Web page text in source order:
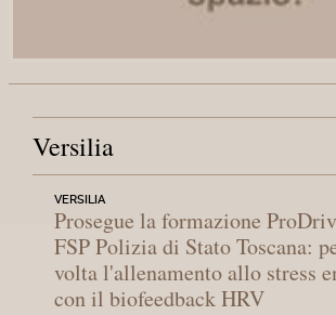
Versilia
VERSILIA
Prosegue la formazione
FSP Polizia di Stato Toscana:
volta l'allenamento allo stress
con il biofeedback HRV